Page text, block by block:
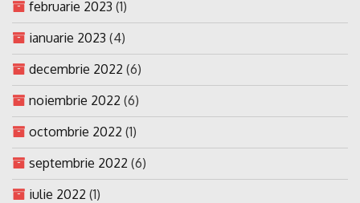
februarie 2023 (1)
ianuarie 2023 (4)
decembrie 2022 (6)
noiembrie 2022 (6)
octombrie 2022 (1)
septembrie 2022 (6)
iulie 2022 (1)